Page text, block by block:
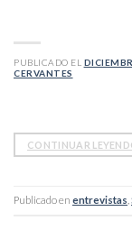
PUBLICADO EL
CERVANTES
CONTINUAR
Publicado en entrevistas